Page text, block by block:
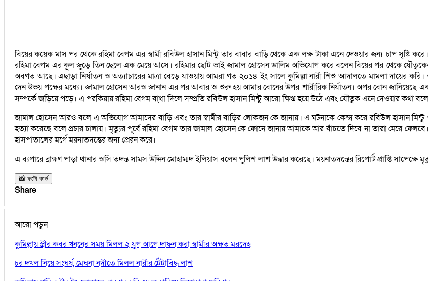
বিয়ের কয়েক মাস পর থেকে রহিমা বেগম এর স্বামী রবিউল হাসান মিন্টু তার বাবার বাড়ি থেকে এক লক্ষ টাকা এনে দেওয়ার জন্য চাপ সৃষ্টি
রহিমা বেগম এর কূল জুড়ে তিন ছেলে এক মেয়ে আসে। রহিমার ছোট ভাই জামাল হোসেন ডালিম অভিযোগ করে বলেন বিয়ের পর থেকে যৌতুকের
অবগত আছে। এছাড়া নির্যাতন ও অত্যাচারের মাত্রা বেড়ে যাওয়ায় আমরা গত ২০১৪ ইং সালে কুমিল্লা নারী শিশু আদালতে মামলা দায়ের
দেন উভয় পক্ষের মধ্যে। জামাল হোসেন আরও জানান এর পর আবার ও শুরু হয় আমার বোনের উপর শারীরিক নির্যাতন। অপর বোন জানিয়েছে
সম্পর্কে জড়িয়ে পড়ে। এ পরকিয়ায় রহিমা বেগম বা্ধা দিলে সম্প্রতি রবিউল হাসান মিন্টু আরো ক্ষিপ্ত হয়ে উঠে এবং যৌতুক এনে দেওয়ার কথা বলে
জামাল হোসেন আরও বলে এ অভিযোগ আমাদের বাড়ি এবং তার স্বামীর বাড়ির লোকজন কে জানায়। এ ঘটনাকে কেন্দ্র করে রবিউল হাসান
হত্যা করেছে বলে প্রচার চালায়। মৃত্যুর পূর্বে রহিমা বেগম তার জামাল হোসেন কে ফোনে জানায় আমাকে আর বাঁচতে দিবে না তারা মেরে
হাসপাতালের মর্গে ময়নাতদন্তের জন্য প্রেরন করে।
এ ব্যপারে ব্রাহ্মণ পাড়া থানার ওসি তদন্ত সামস উদ্দিন মোহাম্মদ ইলিয়াস বলেন পুলিশ লাশ উদ্ধার করেছে। ময়নাতদন্তের রিপোর্ট প্রাপ্তি
📸 ফটো কার্ড
Share
আরো পড়ুন
কুমিল্লায় স্ত্রীর কবর খননের সময় মিলল ২ যুগ আগে দাফন করা স্বামীর অক্ষত মরদেহ
চর দখল নিয়ে সংঘর্ষ, মেঘনা নদীতে মিলল নারীর টেঁটাবিদ্ধ লাশ